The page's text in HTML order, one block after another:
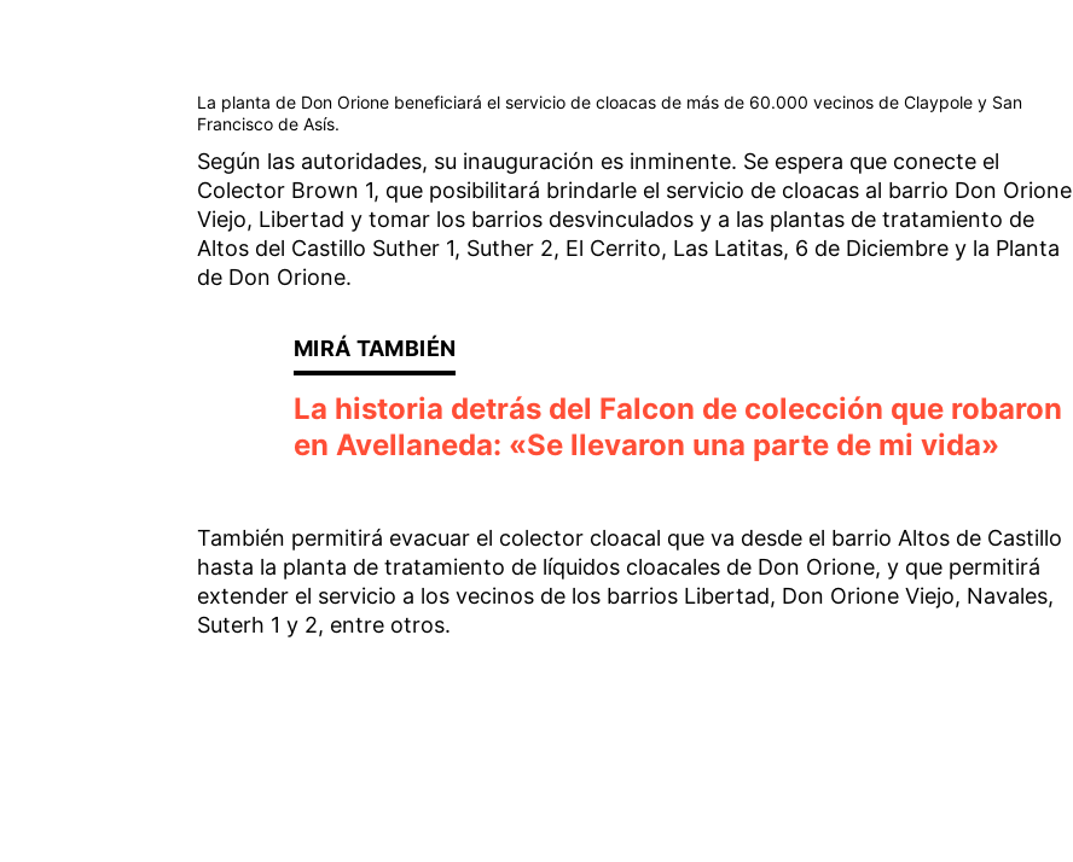
La planta de Don Orione beneficiará el servicio de cloacas de más de 60.000 vecinos de Claypole y San
Francisco de Asís.
Según las autoridades, su inauguración es inminente. Se espera que conecte el
Colector Brown 1, que posibilitará brindarle el servicio de cloacas al barrio Don Orione
Viejo, Libertad y tomar los barrios desvinculados y a las plantas de tratamiento de
Altos del Castillo Suther 1, Suther 2, El Cerrito, Las Latitas, 6 de Diciembre y la Planta
de Don Orione.
La historia detrás del Falcon de colección que robaron
en Avellaneda: «Se llevaron una parte de mi vida»
También permitirá evacuar el colector cloacal que va desde el barrio Altos de Castillo
hasta la planta de tratamiento de líquidos cloacales de Don Orione, y que permitirá
extender el servicio a los vecinos de los barrios Libertad, Don Orione Viejo, Navales,
Suterh 1 y 2, entre otros.